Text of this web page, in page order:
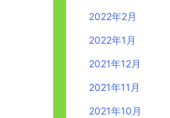
2022年2月
2022年1月
2021年12月
2021年11月
2021年10月